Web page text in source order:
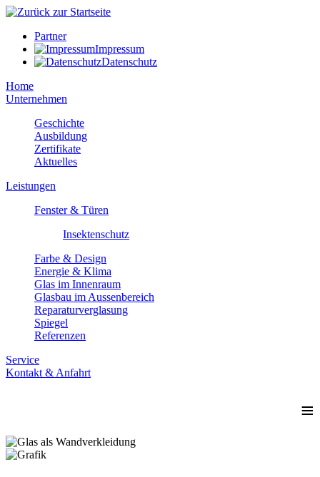
Partner
Impressum
Datenschutz
Home
Unternehmen
Geschichte
Ausbildung
Zertifikate
Aktuelles
Leistungen
Fenster & Türen
Insektenschutz
Farbe & Design
Energie & Klima
Glas im Innenraum
Glasbau im Aussenbereich
Reparaturverglasung
Spiegel
Referenzen
Service
Kontakt & Anfahrt
≡